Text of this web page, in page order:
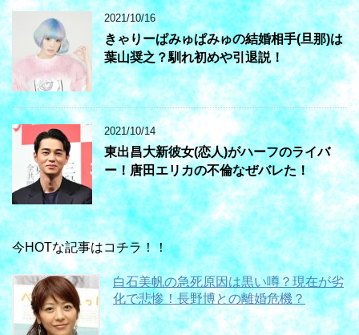
2021/10/16
きゃりーぱみゅぱみゅの結婚相手(旦那)は
葉山奨之？馴れ初めや引退説！
2021/10/14
東出昌大新彼女(恋人)がハーフのライバ
ー！唐田エリカの不倫なぜバレた！
今HOTな記事はコチラ！！
白石美帆の急死原因は黒い噂？現在が劣
化で悲惨！長野博との離婚危機？